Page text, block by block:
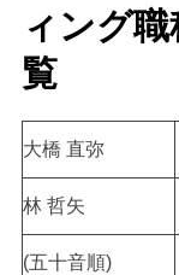
ィング
覧
大橋 直弥
林 哲矢
(五十音順)